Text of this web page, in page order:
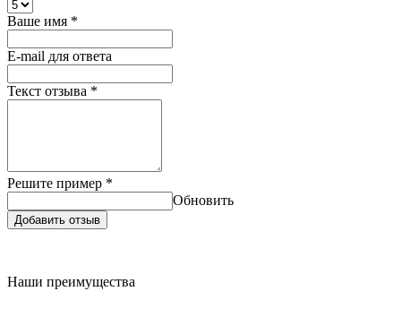
Ваше имя *
E-mail для ответа
Текст отзыва *
Решите пример *
Обновить
Добавить отзыв
Наши преимущества